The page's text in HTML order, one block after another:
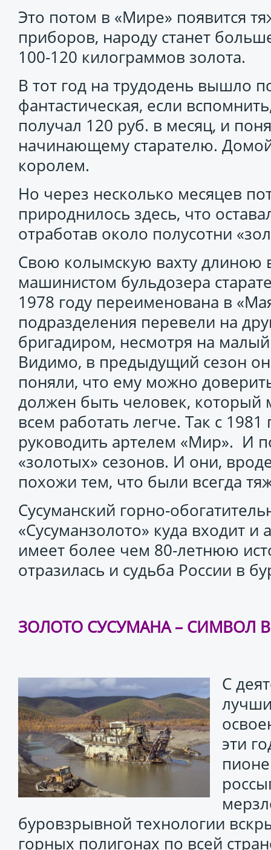
Это потом в «Мире» появится
приборов, народу станет
100-120 килограммов золота.
В тот год на трудодень вышло
фантастическая, если
получал 120 руб. в месяц, и
начинающему старателю. Домой
королем.
Но через несколько месяцев
природнилось здесь, что
отработав около полусотни
Свою колымскую вахту длиною
машинистом бульдозера
1978 году переименована в
подразделения перевели на
бригадиром, несмотря на
Видимо, в предыдущий сезон
поняли, что ему можно
должен быть человек, который
всем работать легче. Так с
руководить артелем «Мир». И
«золотых» сезонов. И они,
похожи тем, что были всегда
Сусуманский горно-
«Сусуманзолото» куда входит
имеет более чем 80-летнюю
отразилась и судьба России в
ЗОЛОТО СУСУМАНА – СИМВОЛ
С
эти
буровзрывной технологии
горных полигонах по всей